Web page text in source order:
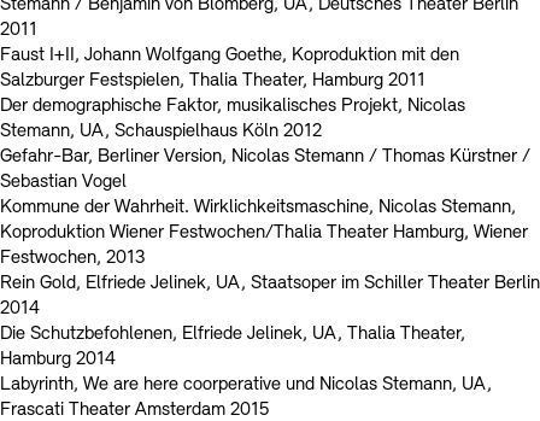
Stemann / Benjamin von Blomberg, UA, Deutsches Theater Berlin
2011
Faust I+II, Johann Wolfgang Goethe, Koproduktion mit den
Salzburger Festspielen, Thalia Theater, Hamburg 2011
Der demographische Faktor, musikalisches Projekt, Nicolas
Stemann, UA, Schauspielhaus Köln 2012
Gefahr-Bar, Berliner Version, Nicolas Stemann / Thomas Kürstner /
Sebastian Vogel
Kommune der Wahrheit. Wirklichkeitsmaschine, Nicolas Stemann,
Koproduktion Wiener Festwochen/Thalia Theater Hamburg, Wiener
Festwochen, 2013
Rein Gold, Elfriede Jelinek, UA, Staatsoper im Schiller Theater Berlin
2014
Die Schutzbefohlenen, Elfriede Jelinek, UA, Thalia Theater,
Hamburg 2014
Labyrinth, We are here coorperative und Nicolas Stemann, UA,
Frascati Theater Amsterdam 2015